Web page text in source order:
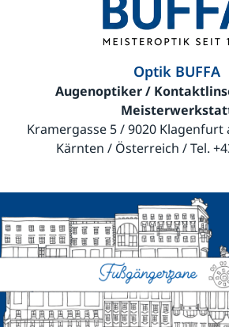
Optik BUFFA
Augenoptiker /
Kramergasse 5 / 9020
Kärnten / Österreich / Tel.